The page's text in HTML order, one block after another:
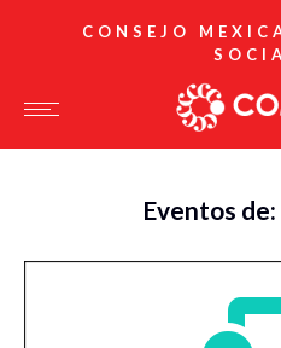
CONSEJO
Eventos